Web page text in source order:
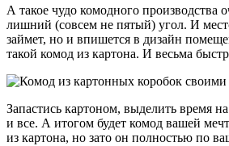
А такое чудо комодного производства
лишний (совсем не пятый) угол. И
займет, но и впишется в дизайн
такой комод из картона. И весьма
Запастись картоном, выделить время
и все. А итогом будет комод вашей
из картона, но зато он полностью по